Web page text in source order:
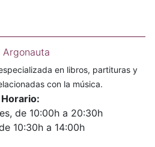
Argonauta
en libros, partituras y
con la música.
Horario:
de 10:00h a 20:30h
10:30h a 14:00h